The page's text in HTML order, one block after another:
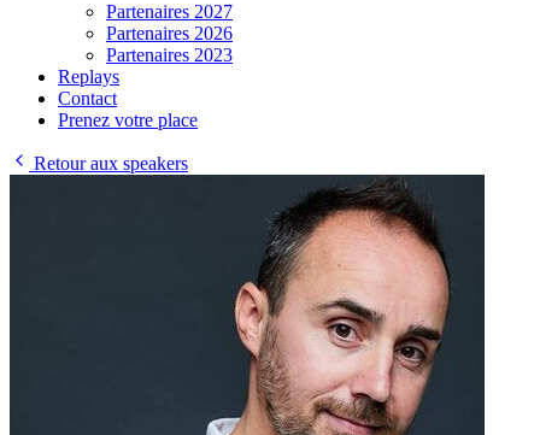
Partenaires 2027
Partenaires 2026
Partenaires 2023
Replays
Contact
Prenez votre place
Retour aux speakers